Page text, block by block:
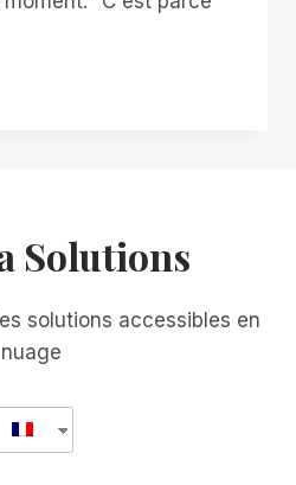
Solutions
solutions accessibles en
nuage